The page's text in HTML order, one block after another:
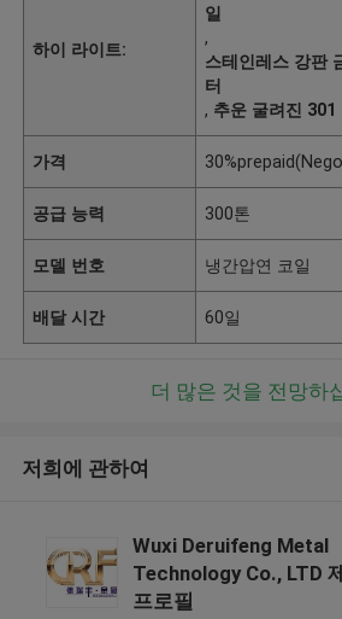
하이 라이트:
일
,
스테인레스 강판
터
, 추운 굴려진 301
가격
공급 능력 300톤
모델 번호 냉간압연 코일
배달 시간 60일
더 많은 것을 전망하
저희에 관하여
Wuxi Deruifeng Metal
Technology Co., LTD
프로필